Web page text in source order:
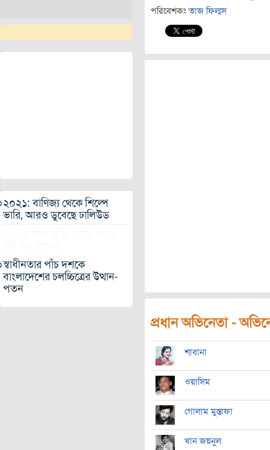
২০২১: বাণিজ্য থেকে শিল্পে
ভারি, আরও ডুবেছে ঢালিউড
স্বাধীনতার পাঁচ দশকে
বাংলাদেশের চলচ্চিত্রের উত্থান-
পতন
পরিবেশকঃ তাজ ফিল্মস
প্রধান অভিনেতা -
শাবানা
ওয়াসিম
গোলাম মুস্তাফা
খান জয়নুল